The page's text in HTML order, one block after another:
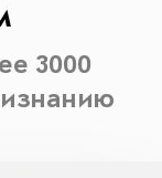
3000